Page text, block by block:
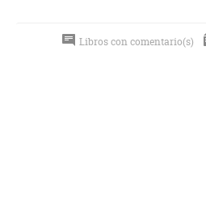
Libros con comentario(s)